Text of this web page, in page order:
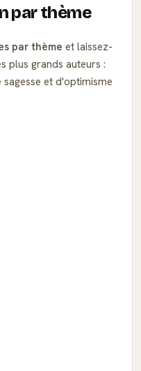
par thème
par thème et laissez-
plus grands auteurs :
et d'optimisme